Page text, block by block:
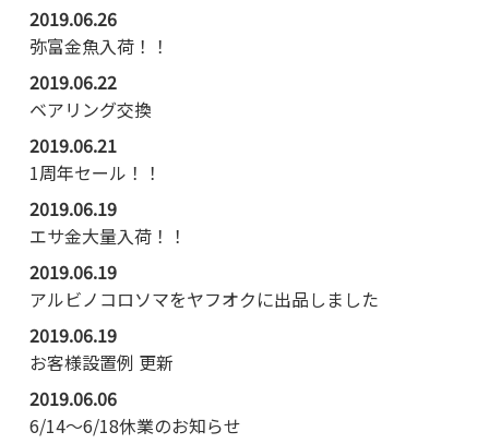
2019.06.26
弥富金魚入荷！！
2019.06.22
ベアリング交換
2019.06.21
1周年セール！！
2019.06.19
エサ金大量入荷！！
2019.06.19
アルビノコロソマをヤフオクに出品しました
2019.06.19
お客様設置例 更新
2019.06.06
6/14～6/18休業のお知らせ